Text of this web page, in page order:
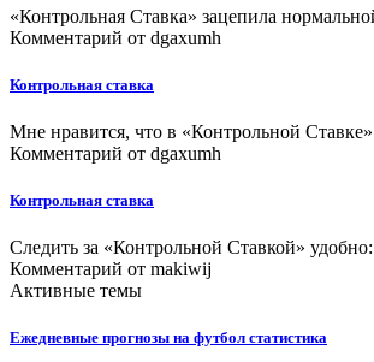
«Контрольная Ставка» зацепила
Комментарий от dgaxumh
Контрольная ставка
Мне нравится, что в «Контрольной Ставке»
Комментарий от dgaxumh
Контрольная ставка
Следить за «Контрольной Ставкой»
Комментарий от makiwij
Активные темы
Ежедневные прогнозы на футбол статистика